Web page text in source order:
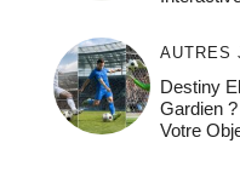
AUTRES
Destiny
Gardien
Votre